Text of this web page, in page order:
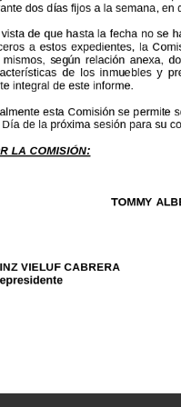
dosdíasfijosa lasemana,en
vista de que hastala fecha nose
a estos expedientes,la
mismos, según relación anexa,
de los inmuebles y
integralde este informe.
esta Comisiónse permite
Díade la próximasesión para su
LACOMISIÓN:
TOMMY
VIELUFCABRERA
Relación
Domingo,
D.N.
enero del2007